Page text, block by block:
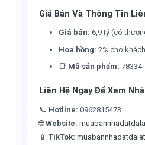
Giá Bán Và Thông Tin
Giá bán: 6,9 tỷ (có
Hoa hồng: 2% cho
📑 Mã sản phẩm: 78334
Liên Hệ Ngay Để Xem
📞 Hotline: 0962815473
🌐Website:
📱TikTok: